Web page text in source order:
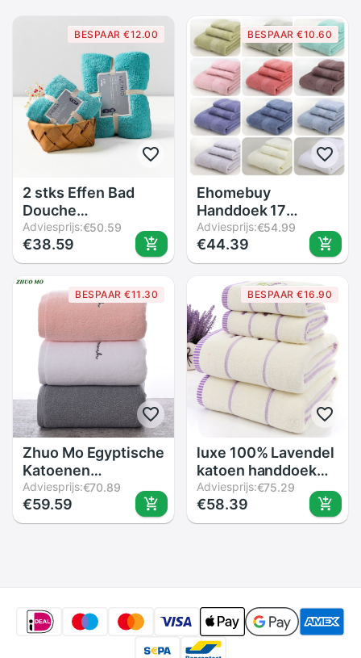
BESPAAR €12.00
2 stks Effen Bad
Douche
Handdoeken Magic
Zacht Gezicht
Handdoek Vlakte
Handdoek Set Voor
Volwassen
Kinderen 36*80 cm
+ 150*75 cm Toalla
Serviette De Plage
Adviesprijs:€50.59
€38.59
BESPAAR €10.60
Ehomebuy
Handdoek 17
Kleuren Katoen
Badkamer
Rechthoek
Badhanddoek Effen
Kleur Gezicht
Handdoek
Volwassenen Thuis
Douche Gebruik 3
Maten
Adviesprijs:€54.99
€44.39
BESPAAR €11.30
Zhuo Mo Egyptische
Katoenen
Handdoeken Voor
Volwassenen Zoete
Letters Soft
Liefhebbers
Handdoeken
Adviesprijs:€70.89
€59.59
BESPAAR €16.90
luxe 100% Lavendel
katoen handdoek
set bad handdoeken
voor
volwassenen/kind 1
Adviesprijs:€75.29
€58.39